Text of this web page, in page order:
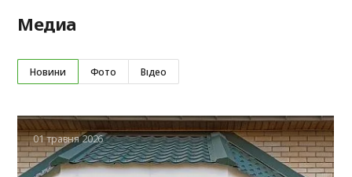
Медиа
Новини Фото Відео
01 травня 2026